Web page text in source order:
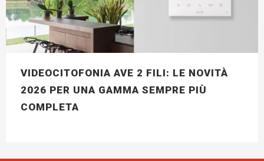
VIDEOCITOFONIA AVE 2 FILI: LE NOVITÀ
2026 PER UNA GAMMA SEMPRE PIÙ
COMPLETA